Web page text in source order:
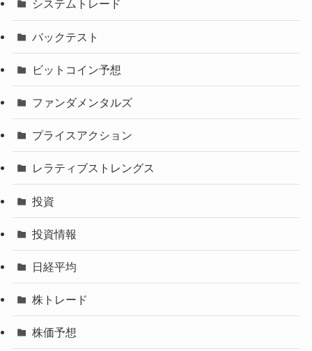
システムトレード
バックテスト
ビットコイン予想
ファンダメンタルズ
プライスアクション
レラティブストレングス
投資
投資情報
日経平均
株トレード
株価予想